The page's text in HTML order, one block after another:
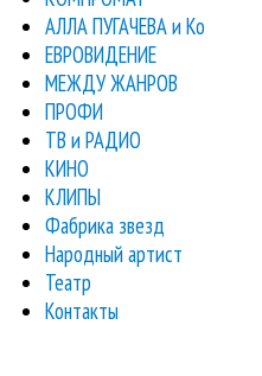
АЛЛА ПУГАЧЕВА и Ко
ЕВРОВИДЕНИЕ
МЕЖДУ ЖАНРОВ
ПРОФИ
ТВ и РАДИО
КИНО
КЛИПЫ
Фабрика звезд
Народный артист
Театр
Контакты